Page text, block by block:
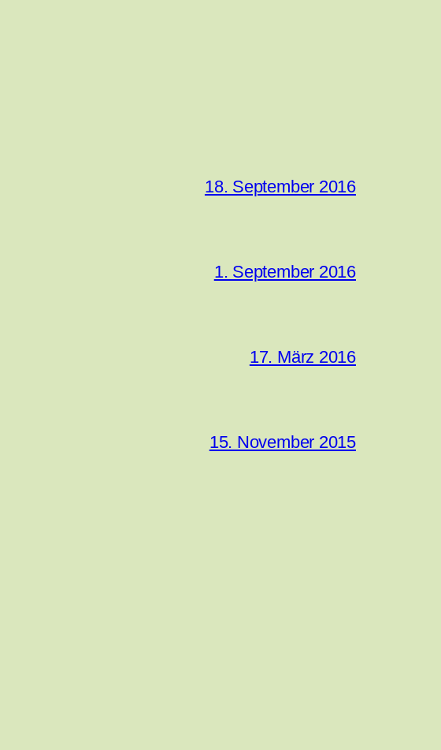
18. September 2016
1. September 2016
17. März 2016
15. November 2015